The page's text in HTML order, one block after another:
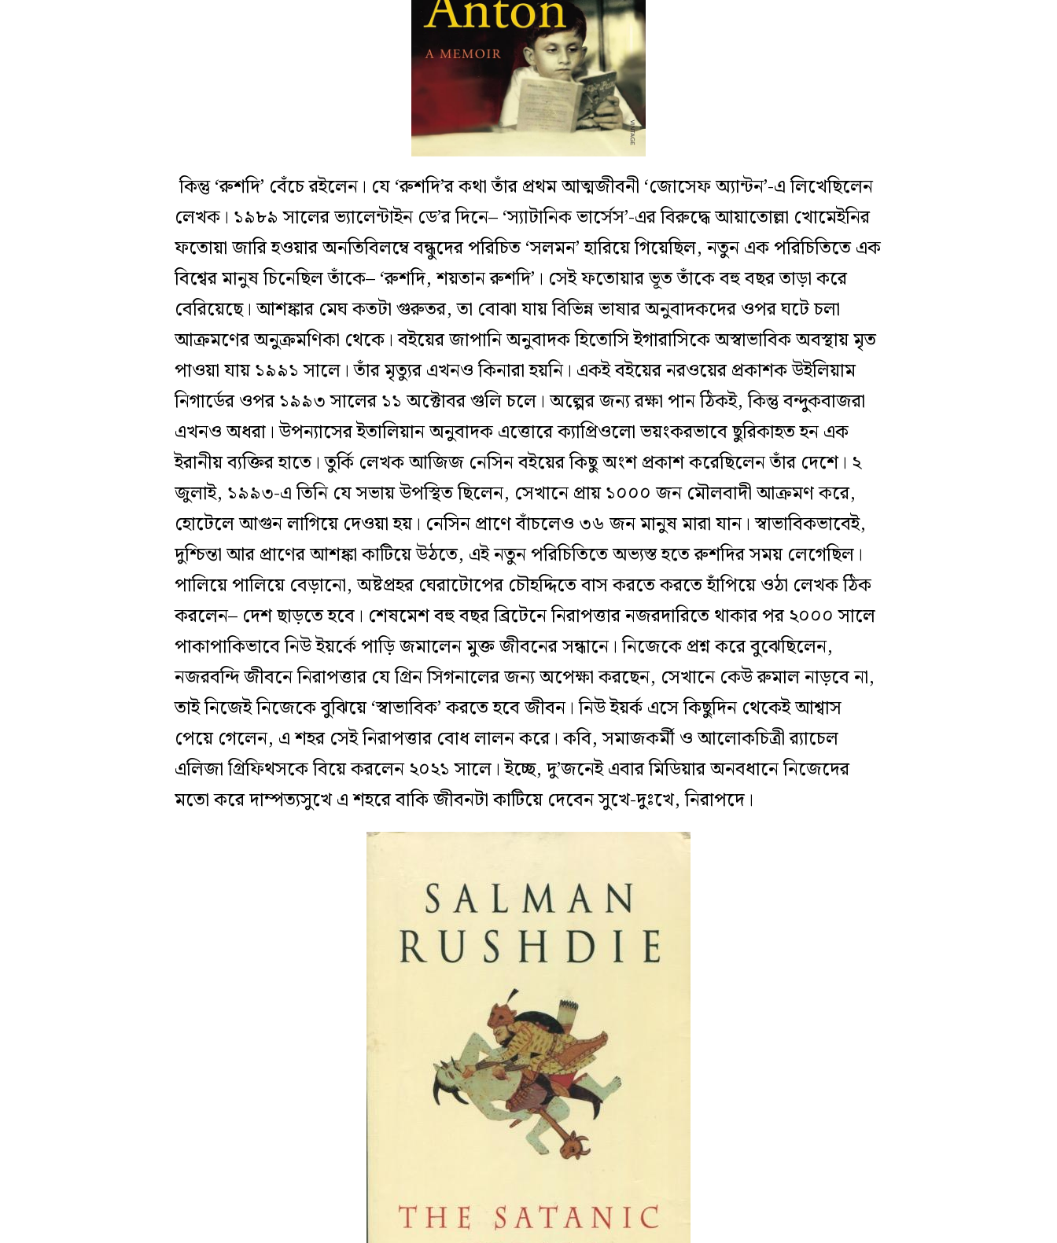
কিন্তু ‘রুশদি’ বেঁচে রইলেন। যে ‘রুশদি’র কথা তাঁর প্রথম আত্মজীবনী ‘জোসেফ অ্যান্টন’-এ লিখেছিলেন
লেখক। ১৯৮৯ সালের ভ্যালেন্টাইন ডে’র দিনে– ‘স্যাটানিক ভার্সেস’-এর বিরুদ্ধে আয়াতোল্লা খোমেইনির
ফতোয়া জারি হওয়ার অনতিবিলম্বে বন্ধুদের পরিচিত ‘সলমন’ হারিয়ে গিয়েছিল, নতুন এক পরিচিতিতে এক
বিশ্বের মানুষ চিনেছিল তাঁকে– ‘রুশদি, শয়তান রুশদি’। সেই ফতোয়ার ভূত তাঁকে বহু বছর তাড়া করে
বেরিয়েছে। আশঙ্কার মেঘ কতটা গুরুতর, তা বোঝা যায় বিভিন্ন ভাষার অনুবাদকদের ওপর ঘটে চলা
আক্রমণের অনুক্রমণিকা থেকে।বইয়ের জাপানি অনুবাদক হিতোসি ইগারাসিকে অস্বাভাবিক অবস্থায় মৃত
পাওয়া যায় ১৯৯১ সালে। তাঁর মৃত্যুর এখনও কিনারা হয়নি। একই বইয়ের নরওয়ের প্রকাশক উইলিয়াম
নিগার্ডের ওপর ১৯৯৩ সালের ১১ অক্টোবর গুলি চলে। অল্পের জন্য রক্ষা পান ঠিকই, কিন্তু বন্দুকবাজরা
এখনও অধরা। উপন্যাসের ইতালিয়ান অনুবাদক এত্তোরে ক্যাপ্রিওলো ভয়ংকরভাবে ছুরিকাহত হন এক
ইরানীয় ব্যক্তির হাতে। তুর্কি লেখক আজিজ নেসিন বইয়ের কিছু অংশ প্রকাশ করেছিলেন তাঁর দেশে। ২
জুলাই, ১৯৯৩-এ তিনি যে সভায় উপস্থিত ছিলেন, সেখানে প্রায় ১০০০ জন মৌলবাদী আক্রমণ করে,
হোটেলে আগুন লাগিয়ে দেওয়া হয়। নেসিন প্রাণে বাঁচলেও ৩৬ জন মানুষ মারা যান। স্বাভাবিকভাবেই,
দুশ্চিন্তা আর প্রাণের আশঙ্কা কাটিয়ে উঠতে, এই নতুন পরিচিতিতে অভ্যস্ত হতে রুশদির সময় লেগেছিল।
পালিয়ে পালিয়ে বেড়ানো, অষ্টপ্রহর ঘেরাটোপের চৌহদ্দিতে বাস করতে করতে হাঁপিয়ে ওঠা লেখক ঠিক
করলেন– দেশ ছাড়তে হবে। শেষমেশ বহু বছর ব্রিটেনে নিরাপত্তার নজরদারিতে থাকার পর ২০০০ সালে
পাকাপাকিভাবে নিউ ইয়র্কে পাড়ি জমালেন মুক্ত জীবনের সন্ধানে। নিজেকে প্রশ্ন করে বুঝেছিলেন,
নজরবন্দি জীবনে নিরাপত্তার যে গ্রিন সিগনালের জন্য অপেক্ষা করছেন, সেখানে কেউ রুমাল নাড়বে না,
তাই নিজেই নিজেকে বুঝিয়ে ‘স্বাভাবিক’ করতে হবে জীবন। নিউ ইয়র্ক এসে কিছুদিন থেকেই আশ্বাস
পেয়ে গেলেন, এ শহর সেই নিরাপত্তার বোধ লালন করে। কবি, সমাজকর্মী ও আলোকচিত্রী র‍্যাচেল
এলিজা গ্রিফিথসকে বিয়ে করলেন ২০২১ সালে। ইচ্ছে, দু’জনেই এবার মিডিয়ার অনবধানে নিজেদের
মতো করে দাম্পত্যসুখে এ শহরে বাকি জীবনটা কাটিয়ে দেবেন সুখে-দুঃখে, নিরাপদে।